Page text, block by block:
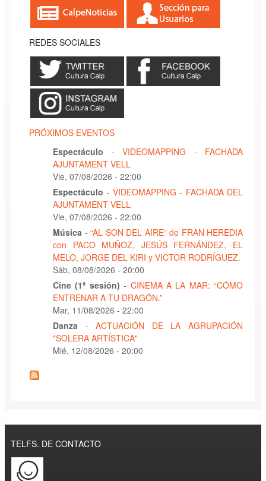
REDES SOCIALES
PRÓXIMOS EVENTOS
Espectáculo
- VIDEOMAPPING - FACHADA
AJUNTAMENT VELL
Vie, 07/08/2026 - 22:00
Espectáculo - VIDEOMAPPING - FACHADA DEL
AJUNTAMENT VELL
Vie, 07/08/2026 - 22:00
Música - “AL SON DEL AIRE” de FRAN HEREDIA
con PACO MUÑOZ, JESÚS FERNÁNDEZ, EL
MELO, JORGE DEL KIRI y VICTOR RODRÍGUEZ.
Sáb, 08/08/2026 - 20:00
Cine (1ª sesión) - CINEMA A LA MAR: “CÓMO
ENTRENAR A TU DRAGÓN.”
Mar, 11/08/2026 - 22:00
Danza
-ACTUACIÓN DE LA AGRUPACIÓN
"SOLERA ARTÍSTICA"
Mié, 12/08/2026 - 20:00
TELFS. DE CONTACTO